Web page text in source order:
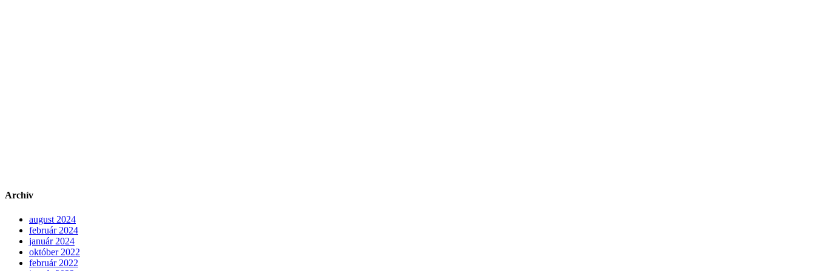
Archív
august 2024
február 2024
január 2024
október 2022
február 2022